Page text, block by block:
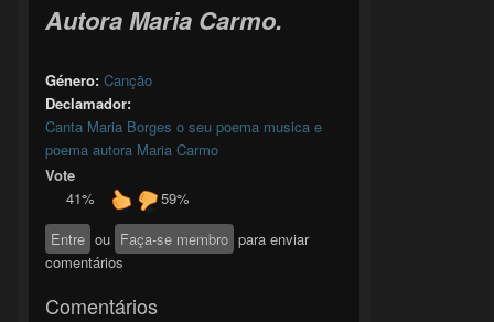
Autora Maria Carmo.
Género: Canção
Declamador:
Canta Maria Borges o seu poema musica e
poema autora Maria Carmo
Vote
41%
59%
Entre ou Faça-se membro para enviar
comentários
Comentários